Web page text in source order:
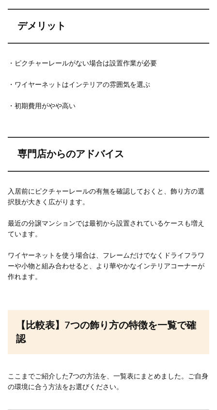
デメリット
・ピクチャーレールがない場合は設置作業が必要
・ワイヤーネットはインテリアの雰囲気を選ぶ
・初期費用がやや高い
専門店からのアドバイス
入居前にピクチャーレールの有無を確認しておくと、飾り方の選
択肢が大きく広がります。
最近の分譲マンションでは最初から設置されているケースも増え
ています。
ワイヤーネットを使う場合は、フレームだけでなくドライフラワ
ーや小物と組み合わせると、より華やかなインテリアコーナーが
作れます。
【比較表】7つの飾り方の特徴を一覧で確
認
ここまでご紹介した7つの方法を、一覧表にまとめました。ご自身
の環境に合う方法をお選びください。